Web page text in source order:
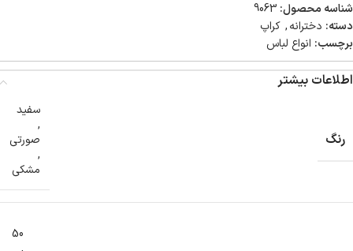
شناسه محصول: 9063
دسته: دخترانه, کراپ
برچسب: انواع لباس
اطلاعات بیشتر
رنگ
سفید
,
صورتی
,
مشکی
50